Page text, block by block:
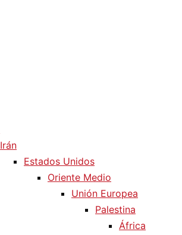
Irán
Estados Unidos
Oriente Medio
Unión Europea
Palestina
África